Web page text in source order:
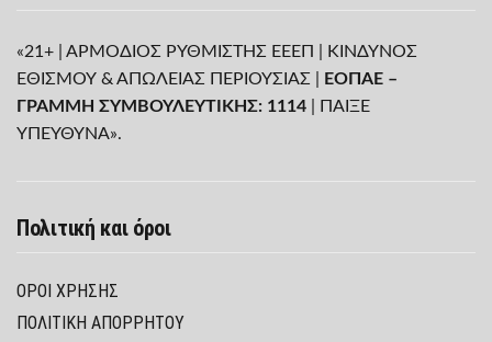
«21+ | ΑΡΜΟΔΙΟΣ ΡΥΘΜΙΣΤΗΣ ΕΕΕΠ | ΚΙΝΔΥΝΟΣ
ΕΘΙΣΜΟΥ & ΑΠΩΛΕΙΑΣ ΠΕΡΙΟΥΣΙΑΣ |
ΕΟΠΑΕ –
ΓΡΑΜΜΗ ΣΥΜΒΟΥΛΕΥΤΙΚΗΣ: 1114 | ΠΑΙΞΕ
ΥΠΕΥΘΥΝΑ».
Πολιτική και όροι
ΌΡΟΙ ΧΡΉΣΗΣ
ΠΟΛΙΤΙΚΉ ΑΠΟΡΡΉΤΟΥ